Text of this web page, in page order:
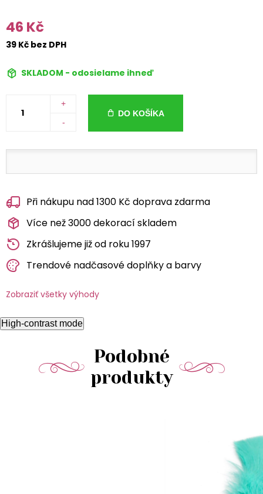
46 Kč
39 Kč bez DPH
SKLADOM - odosielame ihneď
+
-
DO KOŠÍKA
Při nákupu nad 1300 Kč doprava zdarma
Více než 3000 dekorací skladem
Zkrášlujeme již od roku 1997
Trendové nadčasové doplňky a barvy
Zobraziť všetky výhody
High-contrast mode
Podobné
produkty